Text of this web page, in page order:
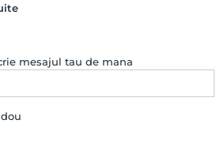
mesajul tau de mana